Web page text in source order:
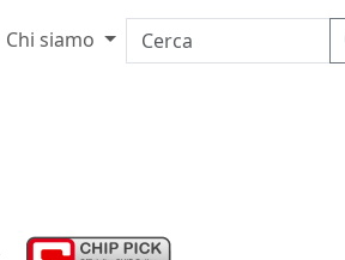
Chi siamo